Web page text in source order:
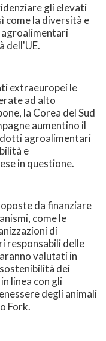
gli elevati
come la diversità e
dell'UE.
extraeuropei le
ad alto
la Corea del Sud
aumentino il
agroalimentari
e
in questione.
da finanziare
come le
di
responsabili delle
valutati in
dei
linea con gli
degli animali
Fork.